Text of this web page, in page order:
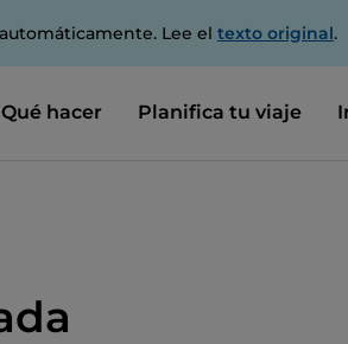
Lee el texto original.
Qué hacer Planifica tu viaje